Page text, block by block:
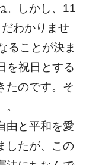
。しかし、11
わかりませ
ることが決ま
を祝日とする
たのです。そ
由と平和を愛
したが、この